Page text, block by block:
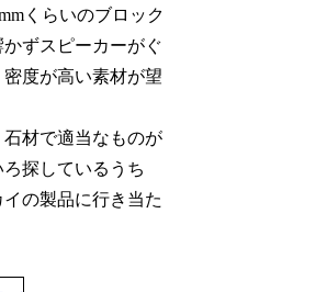
くらいのブロック
ずスピーカーがぐ
度が高い素材が望
材で適当なものが
探しているうち
の製品に行き当た